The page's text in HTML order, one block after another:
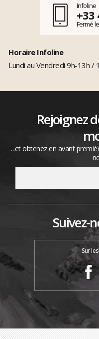
Infoline
+33
Fermé
Horaire Infoline
Lundi au Vendredi 9h-13h /
Rejoignez
...et obtenez en avant
Suivez-
Sur